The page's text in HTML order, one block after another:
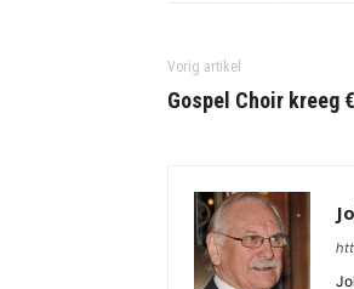
Vorig artikel
Gospel Choir kreeg